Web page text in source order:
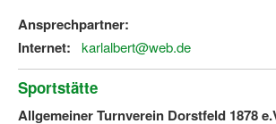
Ansprechpartner:
Internet:
karlalbert@web.de
Sportstätte
Allgemeiner Turnverein Dorstfeld 1878